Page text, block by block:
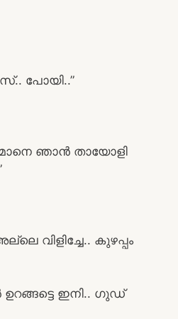
പോയി..”
ഞാൻ തായോളി
വിളിച്ചേ.. കുഴപ്പം
ഇനി.. ഗുഡ്